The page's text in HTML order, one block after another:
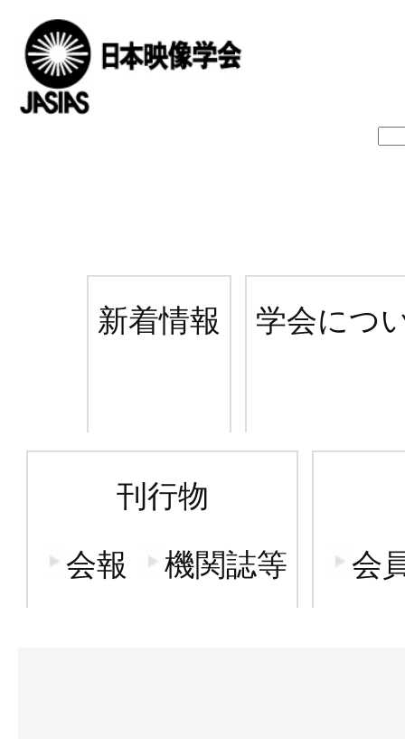
新着情報 学会につ
刊行物
会報
機関誌等 会